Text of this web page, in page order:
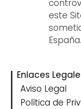
este
España.
Enlaces
Aviso Legal
Política de